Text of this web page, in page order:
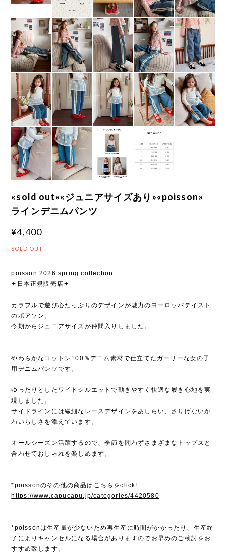
«sold out»«ジュニアサイズあり»«poisson»
ラインデニムパンツ
¥4,400
SOLD OUT
poisson 2026 spring collection
✦日本正規販売店✦
カラフルで遊び心たっぷりのデザインが魅力のヨーロッパテイスト
のポアソン。
今期からジュニアサイズが仲間入りしました。
やわらかなコットン100％デニム素材で仕立てたガーリーな女の子
用デニムパンツです。
ゆったりとしたワイドシルエットで動きやすく快適な履き心地を実
現しました。
サイドラインには繊細なレースデザインをあしらい、さりげないか
わいらしさを添えています。
オールシーズン活躍するので、季節を問わずさまざまなトップスと
合わせておしゃれを楽しめます。
*poissonのその他の商品はこちらをclick!
https://www.capucapu.jp/categories/4420580
*poissonは生産量が少ないため再生産に時間がかかったり、生産終
了によりキャンセルになる場合がありますのでお早めのご検討をお
すすめ致します。